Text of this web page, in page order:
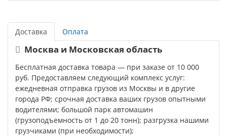
Доставка Оплата
Москва и Московская область
Бесплатная доставка товара — при заказе от 10 000
руб. Предоставляем следующий комплекс услуг:
ежедневная отправка грузов из Москвы и в другие
города РФ; срочная доставка ваших грузов опытными
водителями; большой парк автомашин
(грузоподъемность от 1 до 20 тонн); разгрузка нашими
грузчиками (при необходимости);